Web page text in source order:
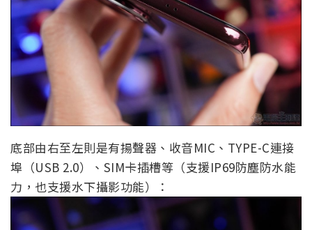
底部由右至左則是有揚聲器、收音MIC、TYPE-C連接
埠（USB 2.0）、SIM卡插槽等（支援IP69防塵防水能
力，也支援水下攝影功能）：